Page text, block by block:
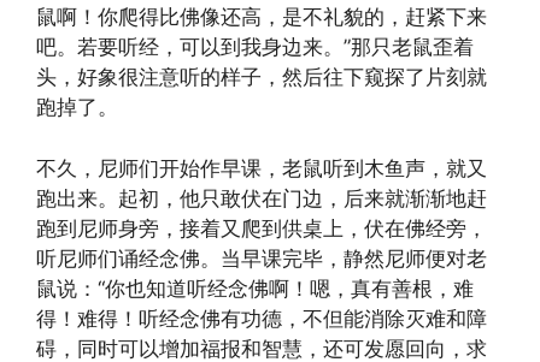
鼠啊！你爬得比佛像还高，是不礼貌的，赶紧下来
吧。若要听经，可以到我身边来。”那只老鼠歪着
头，好象很注意听的样子，然后往下窥探了片刻就
跑掉了。
不久，尼师们开始作早课，老鼠听到木鱼声，就又
跑出来。起初，他只敢伏在门边，后来就渐渐地赶
跑到尼师身旁，接着又爬到供桌上，伏在佛经旁，
听尼师们诵经念佛。当早课完毕，静然尼师便对老
鼠说：“你也知道听经念佛啊！嗯，真有善根，难
得！难得！听经念佛有功德，不但能消除灭难和障
碍，同时可以增加福报和智慧，还可发愿回向，求